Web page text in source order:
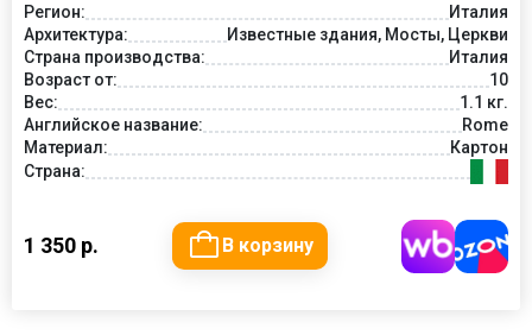
Регион:
Италия
Архитектура:
Известные здания, Мосты, Церкви
Страна производства:
Италия
Возраст от:
10
Вес:
1.1 кг.
Английское название:
Rome
Материал:
Картон
Страна:
1 350 р. В корзину